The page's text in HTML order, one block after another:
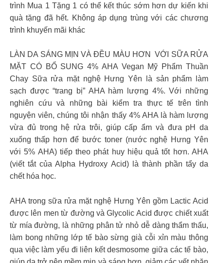
trình Mua 1 Tặng 1 có thể kết thúc sớm hơn dự kiến khi
quà tặng đã hết. Không áp dụng trùng với các chương
trình khuyến mãi khác
LÀN DA SÁNG MỊN VÀ ĐỀU MÀU HƠN VỚI SỮA RỬA
MẶT CÓ BỔ SUNG 4% AHA Vegan Mỹ Phẩm Thuần
Chay Sữa rửa mặt nghệ Hưng Yên là sản phẩm làm
sạch được “trang bị” AHA hàm lượng 4%. Với những
nghiên cứu và những bài kiểm tra thực tế trên tình
nguyện viên, chúng tôi nhận thấy 4% AHA là hàm lượng
vừa đủ trong hệ rửa trôi, giúp cấp ẩm và đưa pH da
xuống thấp hơn để bước toner (nước nghệ Hưng Yên
với 5% AHA) tiếp theo phát huy hiệu quả tốt hơn. AHA
(viết tắt của Alpha Hydroxy Acid) là thành phần tẩy da
chết hóa học.
AHA trong sữa rửa mặt nghệ Hưng Yên gồm Lactic Acid
được lên men từ đường và Glycolic Acid được chiết xuất
từ mía đường, là những phân tử nhỏ dễ dàng thẩm thấu,
làm bong những lớp tế bào sừng già cỗi xỉn màu thông
qua việc làm yếu đi liên kết desmosome giữa các tế bào,